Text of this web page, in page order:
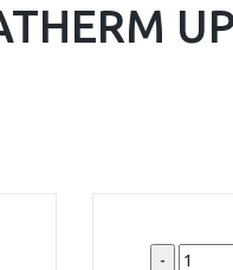
-